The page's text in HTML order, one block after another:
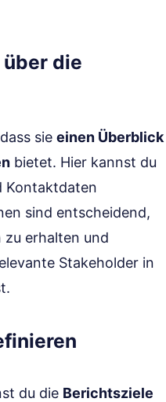
die
sie einen Überblick
bietet. Hier kannst du
Kontaktdaten
sind entscheidend,
zu erhalten und
Stakeholder in
du die Berichtsziele